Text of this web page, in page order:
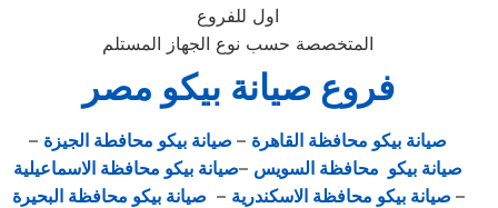
اول للفروع
المتخصصة حسب نوع الجهاز المستلم
فروع صيانة بيكو مصر
صيانة بيكو محافظة القاهرة – صيانة بيكو محافطة الجيزة –
صيانة بيكو محافظة السويس –صيانة بيكو محافظة الاسماعيلية
– صيانة بيكو محافظة الاسكندرية – صيانة بيكو محافظة البحيرة